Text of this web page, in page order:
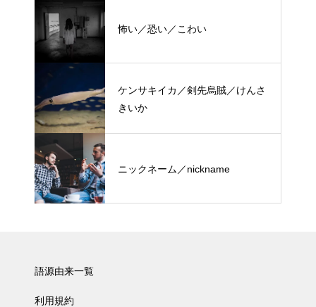
怖い／恐い／こわい
ケンサキイカ／剣先烏賊／けんさ
きいか
ニックネーム／nickname
語源由来一覧
利用規約